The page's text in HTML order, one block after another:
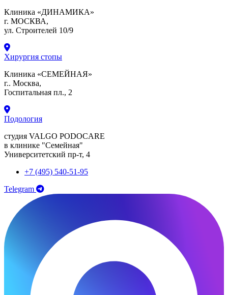
Клиника «ДИНАМИКА»
г. МОСКВА,
ул. Строителей 10/9
Хирургия стопы
Клиника «СЕМЕЙНАЯ»
г.. Москва,
Госпитальная пл., 2
Подология
студия VALGO PODOCARE
в клинике "Семейная"
Университетский пр-т, 4
+7 (495) 540-51-95
Telegram